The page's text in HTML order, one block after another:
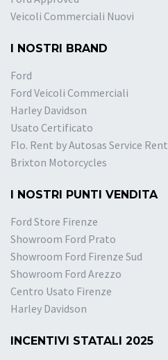
Veicoli Commerciali Nuovi
I NOSTRI BRAND
Ford
Ford Veicoli Commerciali
Harley Davidson
Usato Certificato
Flo. Rent by Autosas Service Rent
Brixton Motorcycles
I NOSTRI PUNTI VENDITA
Ford Store Firenze
Showroom Ford Prato
Showroom Ford Firenze Sud
Showroom Ford Arezzo
Centro Usato Firenze
Harley Davidson
INCENTIVI STATALI 2025